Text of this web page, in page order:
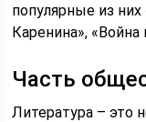
популярные из
Каренина», «Война
Часть
Литература – это